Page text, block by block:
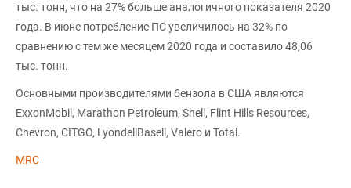
тыс. тонн, что на 27% больше аналогичного показателя 2020
года. В июне потребление ПС увеличилось на 32% по
сравнению с тем же месяцем 2020 года и составило 48,06
тыс. тонн.
Основными производителями бензола в США являются
ExxonMobil, Marathon Petroleum, Shell, Flint Hills Resources,
Chevron, CITGO, LyondellBasell, Valero и Total.
MRC